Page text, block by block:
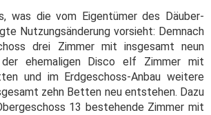
was die vom Eigentümer des Däuber-
Nutzungsänderung vorsieht: Demnach
drei Zimmer mit insgesamt neun
ehemaligen Disco elf Zimmer mit
und im Erdgeschoss-Anbau weitere
zehn Betten neu entstehen. Dazu
13 bestehende Zimmer mit